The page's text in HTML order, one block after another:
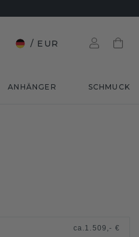
/ EUR
ANHÄNGER SCHMUCK
ca. 1.509,- €